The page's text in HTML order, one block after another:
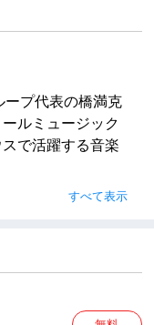
ープ代表の橋満克
ルミュージック
で活躍する音楽
さんが番
十音順）
すべて表示